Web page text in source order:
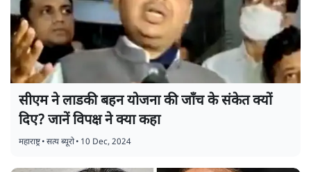
सीएम ने लाडकी बहन योजना की जाँच के संकेत क्यों
दिए? जानें विपक्ष ने क्या कहा
महाराष्ट्र•सत्य ब्यूरो• 10 Dec, 2024